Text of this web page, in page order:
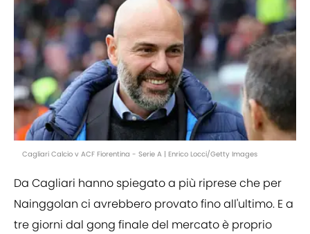
Cagliari Calcio v ACF Fiorentina - Serie A | Enrico Locci/Getty Images
Da Cagliari hanno spiegato a più riprese che per
Nainggolan ci avrebbero provato fino all'ultimo. E a
tre giorni dal gong finale del mercato è proprio